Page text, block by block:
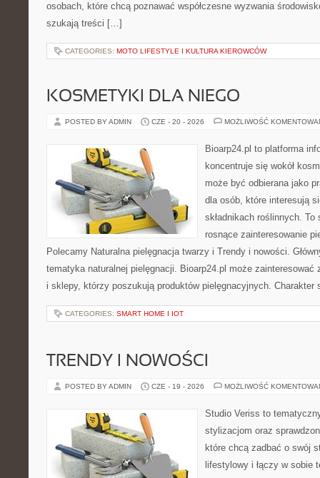
osobach, które chcą poznawać współczesne wyzwania
szukają treści […]
CATEGORIES: MOTO LIFESTYLE I KULTURA KIEROWCÓW
KOSMETYKI DLA NIEGO
POSTED BY ADMIN CZE - 20 - 2026 MOŻLIWOŚĆ
Bioarp24.pl to platforma
koncentruje się wokół
może być odbierana jako
dla osób, które interesują
składnikach roślinnych.
rosnące zainteresowanie
Polecamy Naturalna pielęgnacja twarzy i Trendy i nowości.
tematyka naturalnej pielęgnacji. Bioarp24.pl może zainteresować
i sklepy, którzy poszukują produktów pielęgnacyjnych.
CATEGORIES: SMART HOME I IOT
TRENDY I NOWOŚCI
POSTED BY ADMIN CZE - 19 - 2026 MOŻLIWOŚĆ
Studio Veriss to
stylizacjom oraz
które chcą zadbać o swój
lifestylowy i łączy w sobie